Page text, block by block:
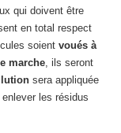
qui doivent être
en total respect
soient voués à
marche, ils seront
sera appliquée
enlever les résidus